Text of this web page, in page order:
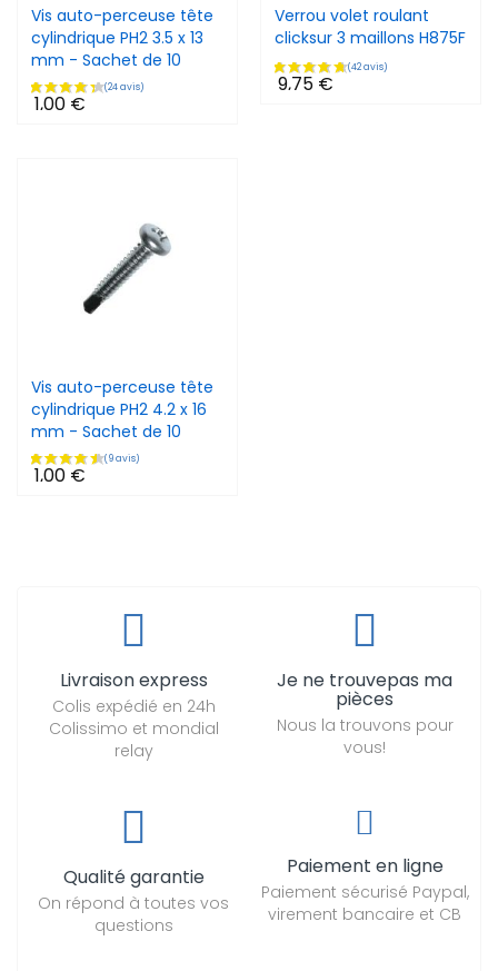
Vis auto-perceuse tête
cylindrique PH2 3.5 x 13
mm - Sachet de 10
1,00 €
Verrou volet roulant
clicksur 3 maillons H875F
9,75 €
Vis auto-perceuse tête
cylindrique PH2 4.2 x 16
mm - Sachet de 10
1,00 €
Livraison express
Colis expédié en 24h
Colissimo et mondial
relay
Je ne trouvepas ma
pièces
Nous la trouvons pour
vous!
Qualité garantie
On répond à toutes vos
questions
Paiement en ligne
Paiement sécurisé Paypal,
virement bancaire et CB